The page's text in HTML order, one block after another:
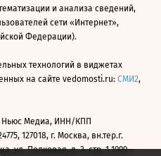
и анализа сведений,
сети «Интернет»,
Федерации).
технологий в виджетах
на сайте vedomosti.ru: СМИ2,
Ньюс Медиа, ИНН/КПП
127018, г. Москва, вн.тер.г.
ул. Полковая, д. 3, стр. 1 1999—